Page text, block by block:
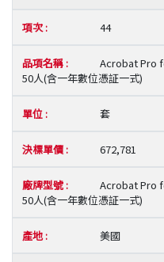
44
Acrobat Pro
50人(含一年數位憑証一式)
套
672,781
Acrobat Pro
50人(含一年數位憑証一式)
美國